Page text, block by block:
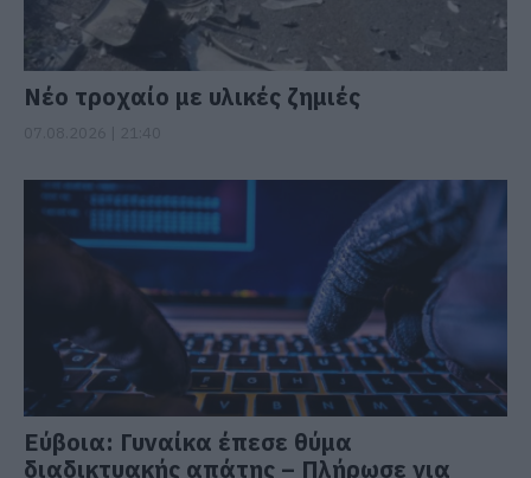
Νέο τροχαίο με υλικές ζημιές
Εύβοια: Γυναίκα έπεσε θύμα
διαδικτυακής απάτης – Πλήρωσε για